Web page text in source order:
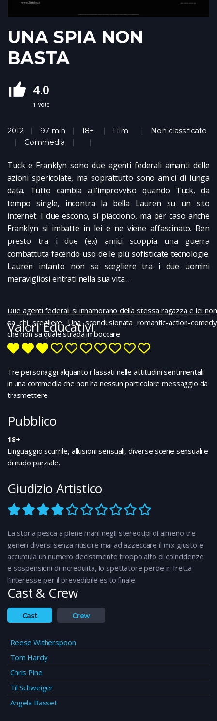
UNA SPIA NON
BASTA
4.0
1 Vote
2012 97 min 18+ Film
Non classificato
Commedia
Tuck e Franklyn sono due agenti federali amanti delle
azioni spericolate, ma soprattutto sono amici di lunga
data. Tutto cambia all’improvviso quando Tuck, da
tempo single, incontra la bella Lauren su un sito
internet. I due escono, si piacciono, ma per caso anche
Franklyn si imbatte in lei e ne viene affascinato. Ben
presto tra i due (ex) amici scoppia una guerra
combattuta facendo uso delle più sofisticate tecnologie.
Lauren intanto non sa scegliere tra i due uomini
meravigliosi entrati nella sua vita…
Due agenti federali si innamorano della stessa ragazza e lei non
sa chi scegliere. Una sconclusionata romantic-action-comedy
che non sa quale strada imboccare
Valori Educativi
Tre personaggi alquanto rilassati nelle attitudini sentimentali
in una commedia che non ha nessun particolare messaggio da
trasmettere
Pubblico
18+
Linguaggio scurrile, allusioni sensuali, diverse scene sensuali e
di nudo parziale.
Giudizio Artistico
La storia pesca a piene mani negli stereotipi di almeno tre
generi diversi senza riuscire mai ad azzeccare il mix giusto e
accumula un numero decisamente troppo alto di coincidenze
e sospensioni di incredulità, lo spettatore perde in fretta
l’interesse per il prevedibile esito finale
Cast & Crew
Cast Crew
Reese Witherspoon
Tom Hardy
Chris Pine
Til Schweiger
Angela Basset